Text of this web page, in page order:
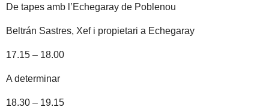
De tapes amb l’Echegaray de Poblenou
Beltrán Sastres, Xef i propietari a Echegaray
17.15 – 18.00
A determinar
18.30 – 19.15